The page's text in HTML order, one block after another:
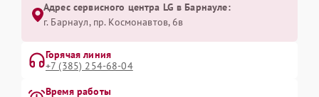
Адрес сервисного центра LG в Барнауле:
г. Барнаул, ​пр. Космонавтов, 6в
Горячая линия
+7 (385) 254-68-04
Время работы